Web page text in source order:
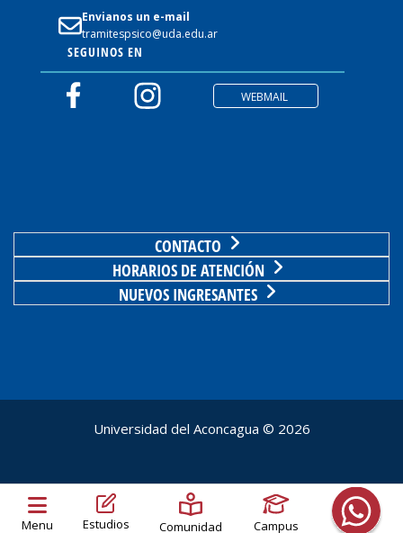
Estudios Comunidad Campus
Envianos un e-mail
tramitespsico@uda.edu.ar
SEGUINOS EN
WEBMAIL
CONTACTO
HORARIOS DE ATENCIÓN
NUEVOS INGRESANTES
Universidad del Aconcagua © 2026